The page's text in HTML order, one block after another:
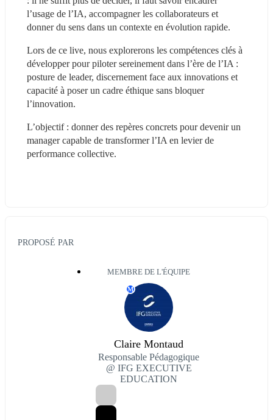
l’usage de l’IA, accompagner les collaborateurs et
donner du sens dans un contexte en évolution rapide.
Lors de ce live, nous explorerons les compétences clés à
développer pour piloter sereinement dans l’ère de l’IA :
posture de leader, discernement face aux innovations et
capacité à poser un cadre éthique sans bloquer
l’innovation.
L’objectif : donner des repères concrets pour devenir un
manager capable de transformer l’IA en levier de
performance collective.
PROPOSÉ PAR
MEMBRE DE L'ÉQUIPE
M
Claire Montaud
Responsable Pédagogique
@ IFG EXECUTIVE
EDUCATION